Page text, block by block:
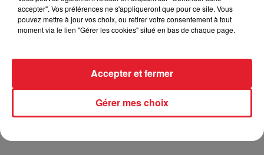
accepter". Vos préférences ne s'appliqueront que pour ce site. Vous
pouvez mettre à jour vos choix, ou retirer votre consentement à tout
moment via le lien "Gérer les cookies" situé en bas de chaque page.
Gérer mes choix
Accepter et fermer